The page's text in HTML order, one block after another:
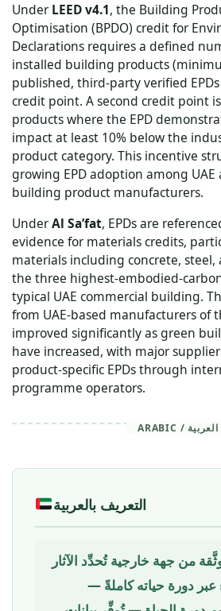
Under LEED v4.1, the Building
Optimisation (BPDO) credit for
Declarations requires a defined
installed building products
published, third-party verified
credit point. A second credit point
products where the EPD
impact at least 10% below the
product category. This incentive
growing EPD adoption among
building product manufacturers.
UnderAl Sa’fat, EPDs are
evidence for materials credits,
materials including concrete,
the three highest-embodied-
typical UAE commercial building.
from UAE-based manufacturers of
improved significantly as green
have increased, with major
product-specific EPDs through
programme operators.
ARABIC / العربية
التعريف بالعربية
من جهة خارجية تُحدِّد الآثار
عبر دورة حياته كاملةً —